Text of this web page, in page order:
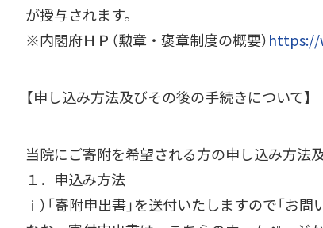
が授与されます。
※内閣府ＨＰ（勲章・褒章制度の概要）https://
【申し込み方法及びその後の手続きについて】
当院にご寄附を希望される方の申し込み方法
１．申込み方法
ⅰ）「寄附申出書」を送付いたしますので「お